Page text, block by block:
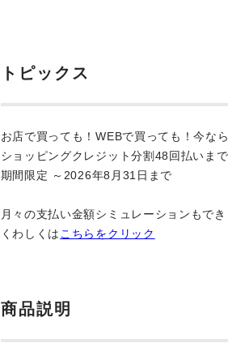
トピックス
お店で買っても！WEBで買っても！今な
ショッピングクレジット分割48回払いま
期間限定 ～2026年8月31日まで
月々の支払い金額シミュレーションもでき
くわしくは こちらをクリック
商品説明